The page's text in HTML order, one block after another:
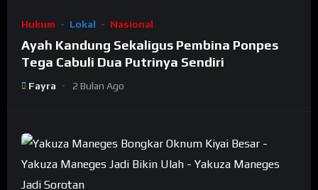
Hukum Lokal Nasional
Ayah Kandung Sekaligus Pembina Ponpes
Tega Cabuli Dua Putrinya Sendiri
Fayra 2 Bulan Ago